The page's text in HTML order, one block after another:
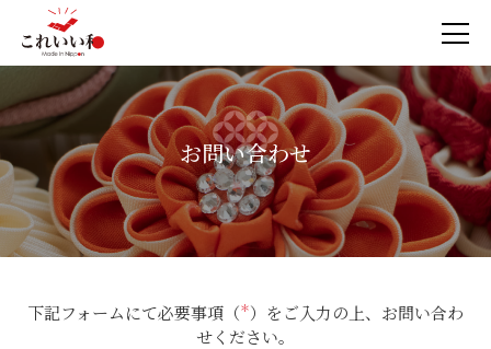
お問い合わせ
下記フォームにて必要事項（＊）をご入力の上、お問い合わ
せください。